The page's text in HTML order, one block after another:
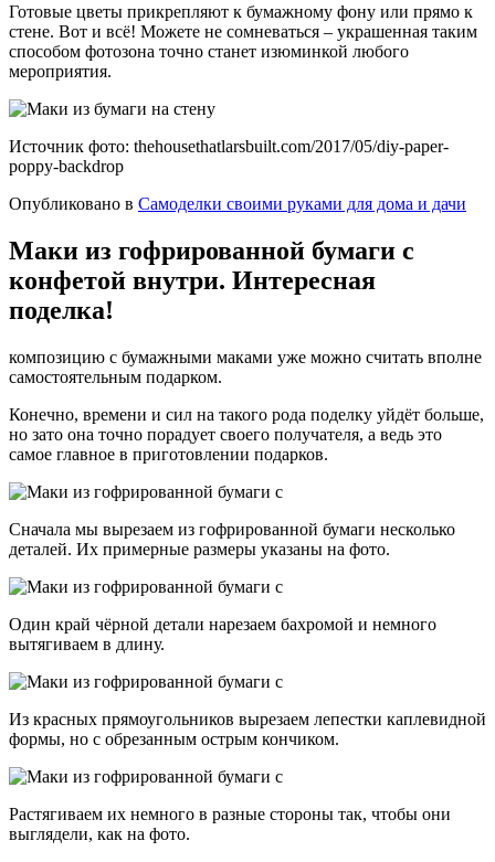
Готовые цветы прикрепляют к бумажному фону или прямо к
стене. Вот и всё! Можете не сомневаться – украшенная таким
способом фотозона точно станет изюминкой любого
мероприятия.
Источник фото: thehousethatlarsbuilt.com/2017/05/diy-paper-
poppy-backdrop
Опубликовано в Самоделки своими руками для дома и дачи
Маки из гофрированной бумаги с
конфетой внутри. Интересная
поделка!
композицию с бумажными маками уже можно считать вполне
самостоятельным подарком.
Конечно, времени и сил на такого рода поделку уйдёт больше,
но зато она точно порадует своего получателя, а ведь это
самое главное в приготовлении подарков.
Сначала мы вырезаем из гофрированной бумаги несколько
деталей. Их примерные размеры указаны на фото.
Один край чёрной детали нарезаем бахромой и немного
вытягиваем в длину.
Из красных прямоугольников вырезаем лепестки каплевидной
формы, но с обрезанным острым кончиком.
Растягиваем их немного в разные стороны так, чтобы они
выглядели, как на фото.